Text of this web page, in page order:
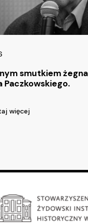
smutkiem
Paczkowskiego.
więcej